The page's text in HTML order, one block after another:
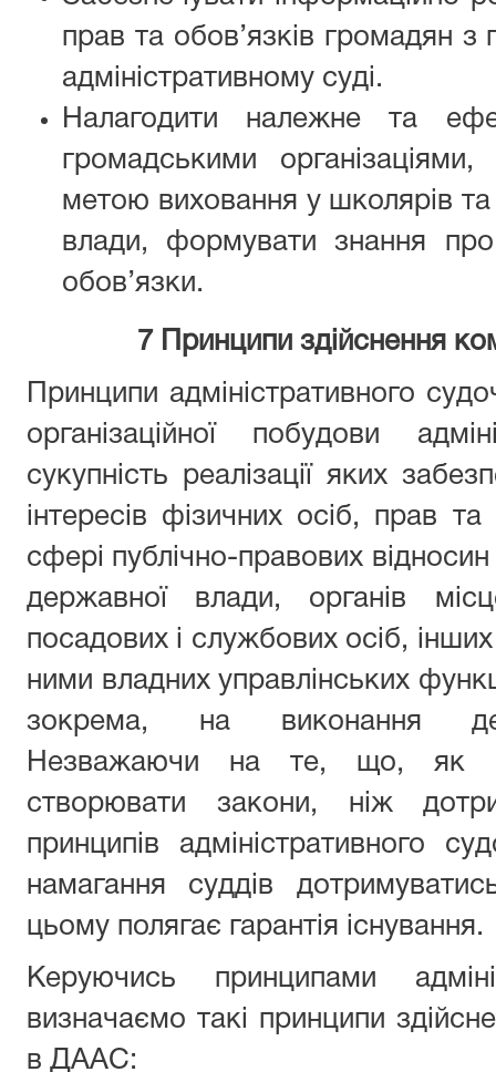
прав та обов’язків громадян з
адміністративному суді.
Налагодити належне та
громадськими
метою виховання у школярів та
влади, формувати знання
обов’язки.
7 Принципи здійснення
Принципи адміністративного
організаційної побудови
сукупність реалізації яких
інтересів фізичних осіб, прав
сфері публічно-правових
державної влади, органів
посадових і службових осіб, інших
ними владних управлінських
зокрема, на виконання
Незважаючи на те, що, як
створювати закони, ніж
принципів адміністративного
намагання суддів
цьому полягає гарантія існування.
Керуючись принципами
визначаємо такі принципи
в ДААС: